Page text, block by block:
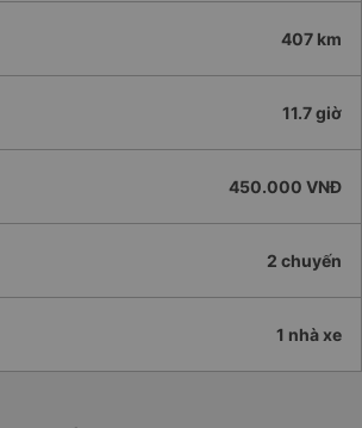
407 km
11.7 giờ
450.000 VNĐ
2 chuyến
1 nhà xe